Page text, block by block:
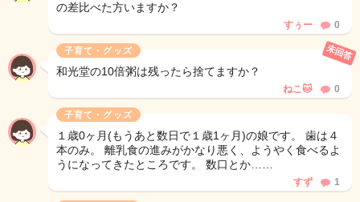
の差比べた方いますか？
すぅー 0
子育て・グッズ
和光堂の10倍粥は残ったら捨てますか？
未回答
ねこ🐱 0
子育て・グッズ
１歳0ヶ月(もうあと数日で１歳1ヶ月)の娘です。 歯は４
本のみ。 離乳食の進みがかなり悪く、ようやく食べるよ
うになってきたところです。 数口とか……
すず 1